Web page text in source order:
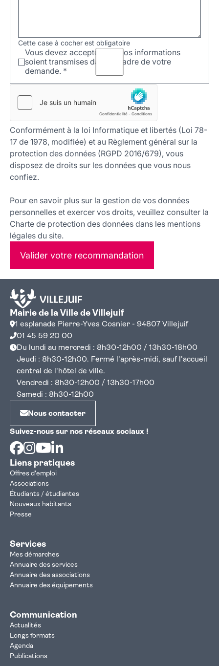
Cette case à cocher est obligatoire
Vous devez accepter que vos informations
soient transmises dans le cadre de votre
demande. *
Conformément à la loi Informatique et libertés (Loi 78-
17 de 1978, modifiée) et au Règlement général sur la
protection des données (RGPD 2016/679), vous
disposez de droits sur les données que vous nous
confiez.
Pour en savoir plus sur la gestion de vos données
personnelles et exercer vos droits, veuillez consulter la
Charte de protection des données dans les mentions
légales du site.
Valider votre recommandation
Mairie de la Ville de Villejuif
1 esplanade Pierre-Yves Cosnier - 94807 Villejuif
01 45 59 20 00
Du lundi au mercredi : 8h30-12h00 / 13h30-18h00
Jeudi : 8h30-12h00. Fermé l'après-midi, sauf l'accueil
central de l'hôtel de ville.
Vendredi : 8h30-12h00 / 13h30-17h00
Samedi : 8h30-12h00
Nous contacter
Suivez-nous sur nos réseaux sociaux !
Facebook
Instagram
Youtube
Liens pratiques
Offres d'emploi
Associations
Étudiants / étudiantes
Nouveaux habitants
Presse
Services
Mes démarches
Annuaire des services
Annuaire des associations
Annuaire des équipements
Communication
Actualités
Longs formats
Agenda
Publications